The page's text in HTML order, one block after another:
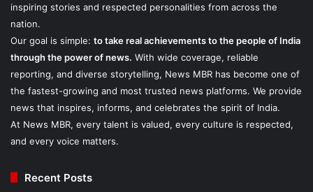
inspiring stories and respected personalities from across the
nation.
Our goal is simple: to take real achievements to the people of India
through the power of news. With wide coverage, reliable
reporting, and diverse storytelling, News MBR has become one of
the fastest-growing and most trusted news platforms. We provide
news that inspires, informs, and celebrates the spirit of India.
At News MBR, every talent is valued, every culture is respected,
and every voice matters.
Recent Posts